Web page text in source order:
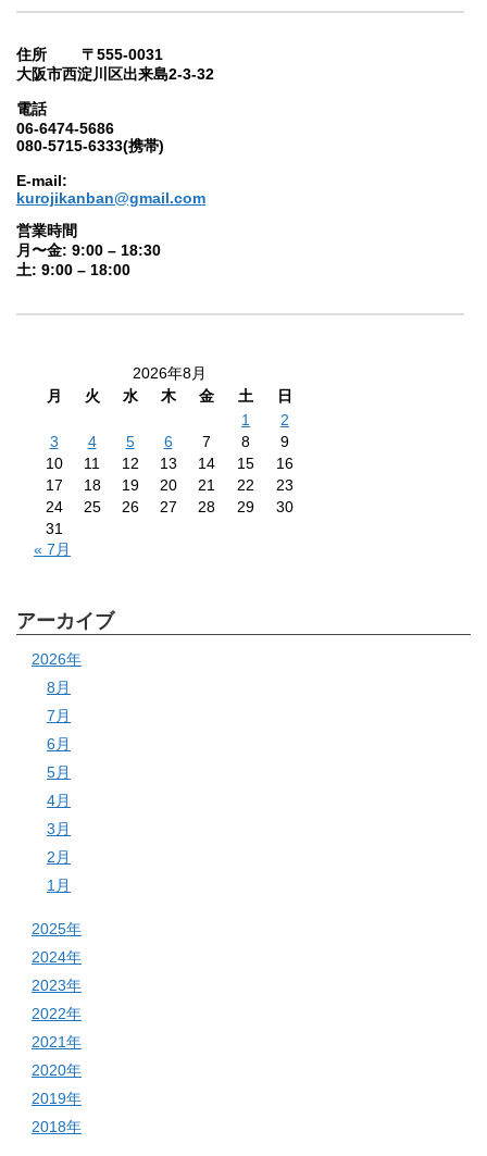
住所 〒555-0031
大阪市西淀川区出来島2-3-32
電話
06-6474-5686
080-5715-6333(携帯)
E-mail:
kurojikanban@gmail.com
営業時間
月〜金: 9:00 – 18:30
土: 9:00 – 18:00
2026年8月
月
火 水 木 金 土
日
1
2
3
4 5 6 7 8
9
10
11 12 13 14 15
16
17
18 19 20 21 22
23
24
25 26 27 28 29
30
31
« 7月
アーカイブ
2026年
8月
7月
6月
5月
4月
3月
2月
1月
2025年
2024年
2023年
2022年
2021年
2020年
2019年
2018年